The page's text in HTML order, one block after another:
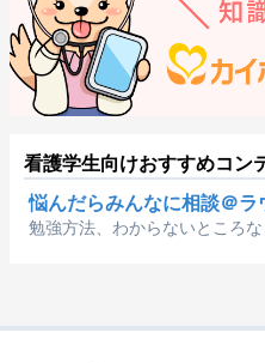
看護学生向けおすすめコン
悩んだらみんなに相談＠ラ
勉強方法、わからないところ